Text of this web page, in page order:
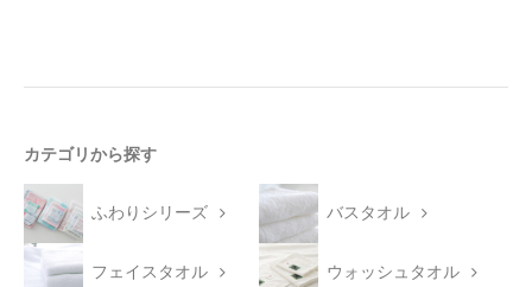
カテゴリから探す
ふわりシリーズ バスタオル
フェイスタオル ウォッシュタオル